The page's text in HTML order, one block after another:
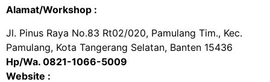
Alamat/Workshop :
Jl. Pinus Raya No.83 Rt02/020, Pamulang Tim., Kec.
Pamulang, Kota Tangerang Selatan, Banten 15436
Hp/Wa. 0821-1066-5009
Website :